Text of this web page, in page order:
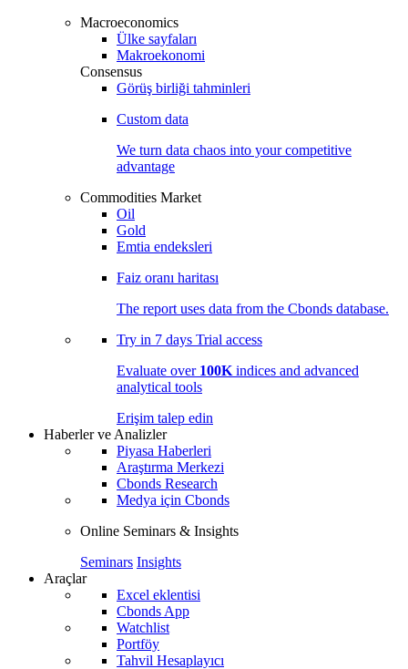
Macroeconomics
Ülke sayfaları
Makroekonomi
Consensus
Görüş birliği tahminleri
Custom data
We turn data chaos into your competitive
advantage
Commodities Market
Oil
Gold
Emtia endeksleri
Faiz oranı haritası
The report uses data from the Cbonds database.
Try in 7 days Trial access
Evaluate over 100K indices and advanced
analytical tools
Erişim talep edin
Haberler ve Analizler
Piyasa Haberleri
Araştırma Merkezi
Cbonds Research
Medya için Cbonds
Online Seminars & Insights
Seminars Insights
Araçlar
Excel eklentisi
Cbonds App
Watchlist
Portföy
Tahvil Hesaplayıcı